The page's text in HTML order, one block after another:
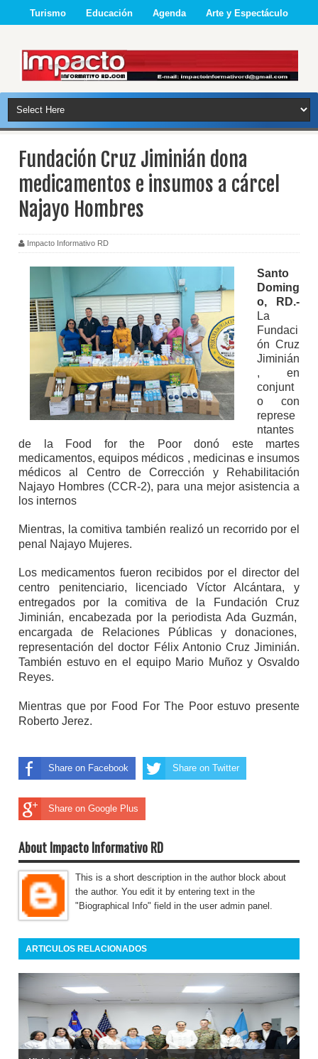
Turismo Educación Agenda Arte y Espectáculo
Fundación Cruz Jiminián dona
medicamentos e insumos a cárcel
Najayo Hombres
Impacto Informativo RD
Santo
Doming
o, RD.-
La
Fundaci
ón Cruz
Jiminián
, en
conjunt
o con
represe
ntantes
de la Food for the Poor donó este martes
medicamentos, equipos médicos , medicinas e insumos
médicos al Centro de Corrección y Rehabilitación
Najayo Hombres (CCR-2), para una mejor asistencia a
los internos
Mientras, la comitiva también realizó un recorrido por el
penal Najayo Mujeres.
Los medicamentos fueron recibidos por el director del
centro penitenciario, licenciado Víctor Alcántara, y
entregados por la comitiva de la Fundación Cruz
Jiminián, encabezada por la periodista Ada Guzmán,
encargada de Relaciones Públicas y donaciones,
representación del doctor Félix Antonio Cruz Jiminián.
También estuvo en el equipo Mario Muñoz y Osvaldo
Reyes.
Mientras que por Food For The Poor estuvo presente
Roberto Jerez.
Share on Facebook Share on Twitter
Share on Google Plus
About Impacto Informativo RD
This is a short description in the author block about
the author. You edit it by entering text in the
"Biographical Info" field in the user admin panel.
ARTICULOS RELACIONADOS